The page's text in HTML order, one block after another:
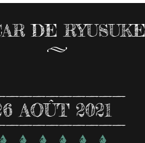
DE
AOÛT 2021